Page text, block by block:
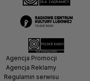
Agencja Promocji
Agencja Reklamy
Regulamin serwisu